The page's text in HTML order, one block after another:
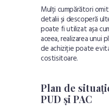
Mulți cumpărători
detalii și descoperă
poate fi utilizat așa
aceea, realizarea unui
de achiziție poate
costisitoare.
Plan de
PUD și PAC